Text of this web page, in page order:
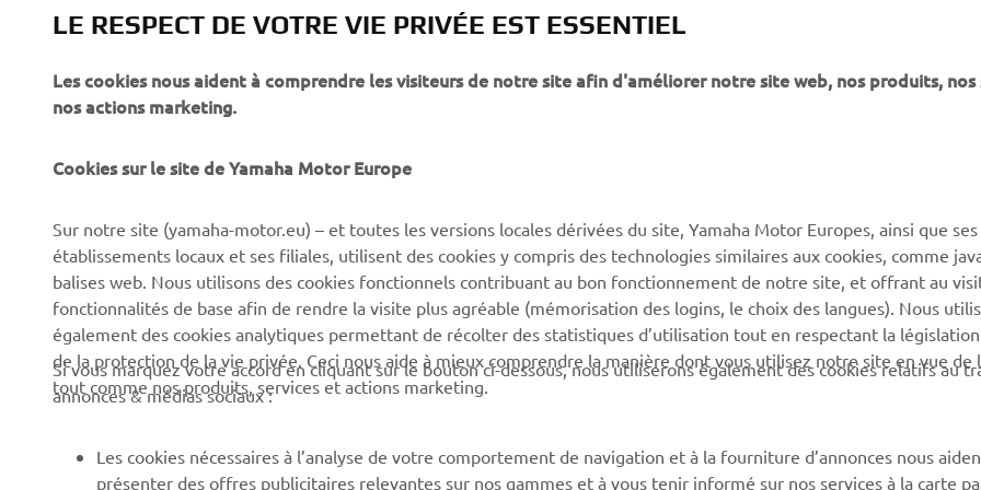
Découvrez Yamaha
Événements
Press
Devenir revendeur
Systèmes pour VAE
Parcours de golf
Premiers secours
Robotics
MyYamaha
Yamaha Music
Yamaha Racing
Yamaha Motor Global
Support de la boutique en
ligne
Catalogue pièces
détachées
Gestion des déchets de
LE RESPECT DE VOTRE VIE PRIVÉE EST ESSENTIEL
Les cookies nous aident à comprendre les visiteurs de notre site afin d'améliorer notre site web, nos produits, nos
nos actions marketing.
Cookies sur le site de Yamaha Motor Europe
Sur notre site (yamaha-motor.eu) – et toutes les versions locales dérivées du site, Yamaha Motor Europes, ainsi que ses
établissements locaux et ses filiales, utilisent des cookies y compris des technologies similaires aux cookies, comme
balises web. Nous utilisons des cookies fonctionnels contribuant au bon fonctionnement de notre site, et offrant au
fonctionnalités de base afin de rendre la visite plus agréable (mémorisation des logins, le choix des langues). Nous
également des cookies analytiques permettant de récolter des statistiques d’utilisation tout en respectant la
de la protection de la vie privée. Ceci nous aide à mieux comprendre la manière dont vous utilisez notre site en vue de
tout comme nos produits, services et actions marketing.
Si vous marquez votre accord en cliquant sur le bouton ci-dessous, nous utiliserons également des cookies relatifs au
annonces & médias sociaux :
Les cookies nécessaires à l’analyse de votre comportement de navigation et à la fourniture d’annonces nous
présenter des offres publicitaires relevantes sur nos gammes et à vous tenir informé sur nos services à la carte